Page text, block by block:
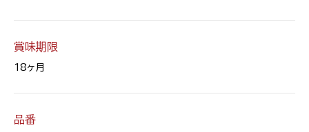
賞味期限
18ヶ月
品番